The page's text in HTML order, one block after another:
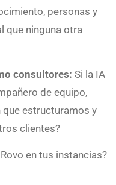
personas y
que ninguna otra
consultores: Si la IA
de equipo,
que estructuramos y
clientes?
en tus instancias?